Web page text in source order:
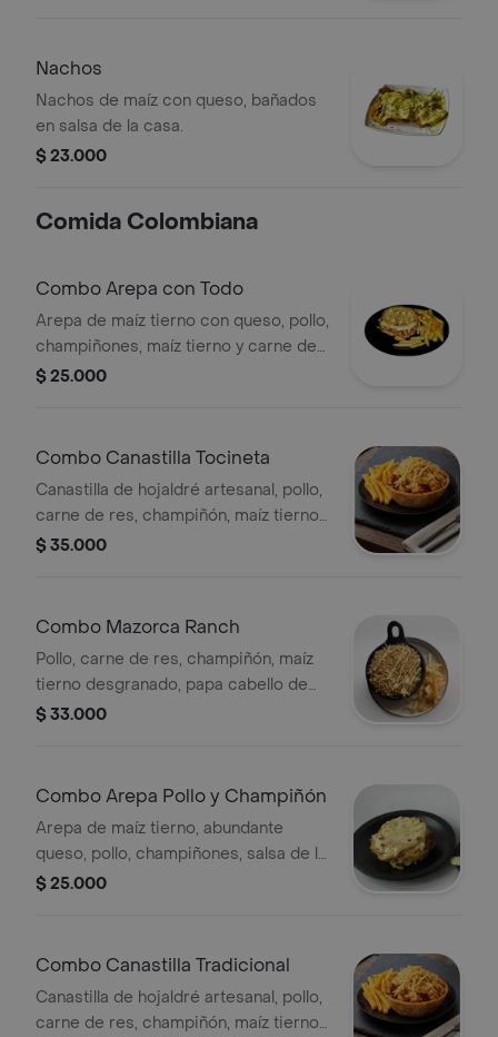
Nachos
Nachos de maíz con queso, bañados
en salsa de la casa.
$ 23.000
Comida Colombiana
Combo Arepa con Todo
Arepa de maíz tierno con queso, pollo,
champiñones, maíz tierno y carne de
res. Incluye acompañamiento y
$ 25.000
Combo Canastilla Tocineta
Canastilla de hojaldré artesanal, pollo,
carne de res, champiñón, maíz tierno
desgranado, papa cabello de ángel,
bebida a elegir.
$ 35.000
Combo Mazorca Ranch
Pollo, carne de res, champiñón, maíz
tierno desgranado, papa cabello de
ángel, abundante queso, salsa de la
$ 33.000
Combo Arepa Pollo y Champiñón
Arepa de maíz tierno, abundante
queso, pollo, champiñones, salsa de la
casa, acompañamiento y bebida a
$ 25.000
Combo Canastilla Tradicional
Canastilla de hojaldré artesanal, pollo,
carne de res, champiñón, maíz tierno